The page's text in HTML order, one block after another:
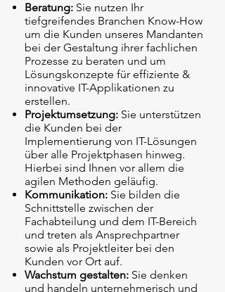
Beratung: Sie nutzen Ihr
tiefgreifendes Branchen Know-How
um die Kunden unseres Mandanten
bei der Gestaltung ihrer fachlichen
Prozesse zu beraten und um
Lösungskonzepte für effiziente &
innovative IT-Applikationen zu
erstellen.
Projektumsetzung: Sie unterstützen
die Kunden bei der
Implementierung von IT-Lösungen
über alle Projektphasen hinweg.
Hierbei sind Ihnen vor allem die
agilen Methoden geläufig.
Kommunikation: Sie bilden die
Schnittstelle zwischen der
Fachabteilung und dem IT-Bereich
und treten als Ansprechpartner
sowie als Projektleiter bei den
Kunden vor Ort auf.
Wachstum gestalten: Sie denken
und handeln unternehmerisch und